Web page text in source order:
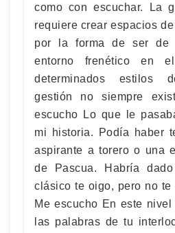
como con escuchar. La
requiere crear espacios
por la forma de ser de
entorno frenético en
determinados estilos
gestión no siempre
escucho Lo que le
mi historia. Podía haber
aspirante a torero o una
de Pascua. Habría
clásico te oigo, pero no
Me escucho En este
las palabras de tu